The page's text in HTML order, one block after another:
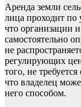
Аренда земли
лица проходит по
что организации
самостоятельно
не
регулирующих
того, не
что владелец
него способом.